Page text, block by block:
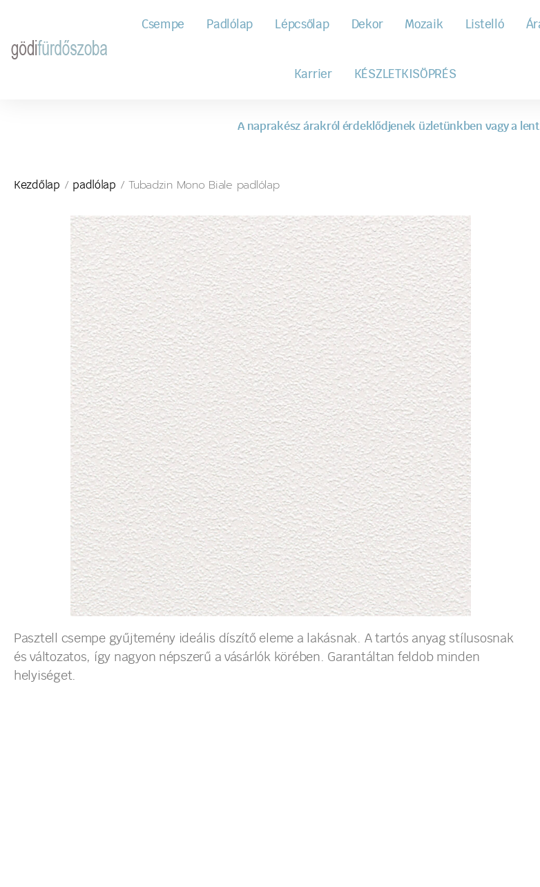
Csempe Padlólap Lépcsőlap Dekor Mozaik Listelló
Karrier KÉSZLETKISÖPRÉS
A naprakész árakról érdeklődjenek üzletünkben vagy a
Kezdőlap / padlólap / Tubadzin Mono Biale padlólap
Pasztell csempe gyűjtemény ideális díszítő eleme a lakásnak. A tartós anyag stílusosnak
és változatos, így nagyon népszerű a vásárlók körében. Garantáltan feldob minden
helyiséget.